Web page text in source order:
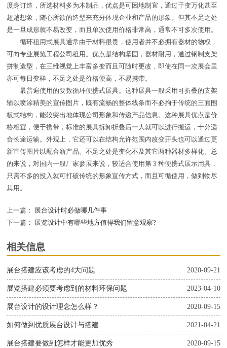
度身订造，所选材料多为木制品，优点是可因地制宜，通过千变万化甚至
超越想象，随心所欲的造型来充分体现企业和产品的形象。但其不足之处
是一旦成形就不易改变，而且单次使用价格非常高，通常不可多次使用。
循环租用式展具通常由于材料很贵，使用者并不必拥有器材的物权，
可向专业展览工程公司租用。优点是结构坚固，器材耐用，通过钢制支架
拼制造型，在三维视觉上丰富多变而且可随时更改，即使在同一次展会里
亦可每日变样，不足之处是价格便高，不易携带。
最普遍使用的要数循环便携式展具。这种展具一般采用可折叠的支架
辅以喷涂精美的宣传图片，既有流畅的整体线条而不必拘于传统的三面围
板式结构，能较突出地体现公司形象和传递产品信息。这种展具优点是价
格相宜，便于携带，标准的展具拆卸折叠后一人就可以进行搬运，十分适
合长途运输。外观上，它还可以在结构允许范围内改变开头也可以通过更
新宣传图片以配合新产品。不足之处是变化不及其它两种器材多样化。总
的来说，对国内一般厂家参展来说，较适合使用第 3 种便携式展示用具，
只需不多的投入就可打破传统的形象宣传方式，而且可循使用，做到物尽
其用。
上一篇：
展台设计时必做哪几件事
下一篇：
展览设计中有哪些地方值得我们留意观察?
相关信息
2020-09-21
展台搭建应该考虑的4大问题
2023-04-10
展览搭建必须要考虑到的材料环保问题
2020-09-15
展台设计的设计理念怎么样？
2021-04-21
如何做到优质展台设计与搭建
2020-09-15
展台搭建要做到怎样才能更加优秀